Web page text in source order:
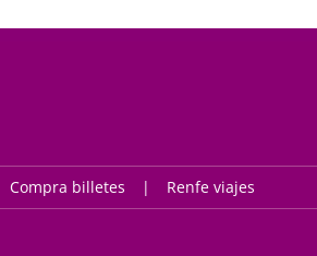
Compra billetes Renfe viajes